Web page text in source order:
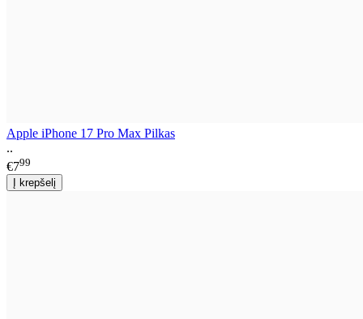
Apple iPhone 17 Pro Max Pilkas
..
€799